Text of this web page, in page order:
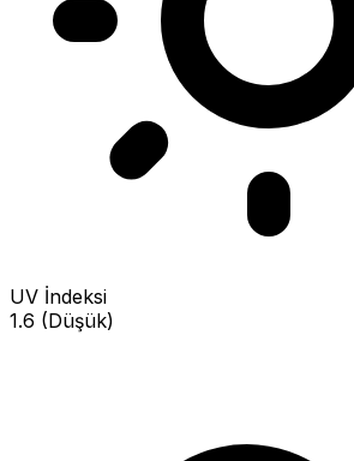
UV İndeksi
1.6 (Düşük)